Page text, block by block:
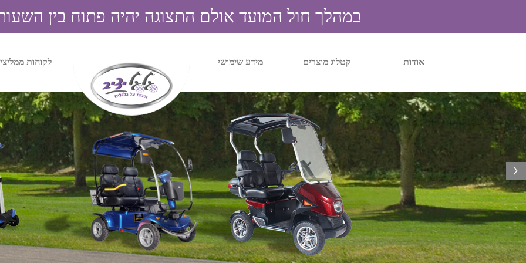
במהלך חול המועד אולם התצוגה יהיה פתוח בין השעות 9:00 ל
אודות קטלוג מוצרים מידע שימושי לקוחות
next